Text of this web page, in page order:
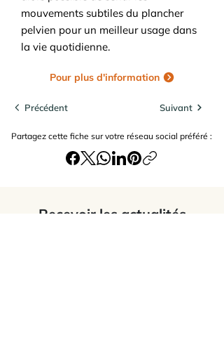
mouvements subtiles du plancher
pelvien pour un meilleur usage dans
la vie quotidienne.
Pour plus d'information
Précédent Suivant
Partagez cette fiche sur votre réseau social préféré :
Recevoir les actualités